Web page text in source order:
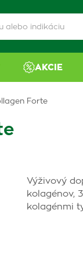
AKCIE
Forte
Výživový
kolagénov,
kolagénmi